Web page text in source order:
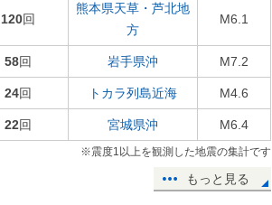
120回
熊本県天草・芦北地
方
M6.1
58回 岩手県沖 M7.2
24回 トカラ列島近海 M4.6
22回 宮城県沖 M6.4
※震度1以上を観測した地震の集計です
もっと見る